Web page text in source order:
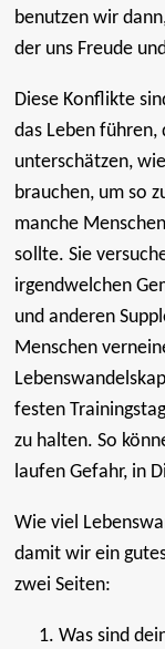
benutzen wir
der uns Freude
Diese Konflikte
das Leben
unterschätzen,
brauchen, um so
manche
sollte. Sie
irgendwelchen
und anderen
Menschen
festen
zu halten. So
laufen Gefahr, in
Wie viel
damit wir ein
zwei Seiten:
Was sind